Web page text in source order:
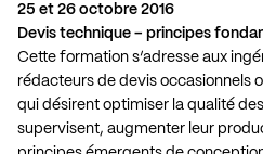
25 et 26 octobre 2016
Devis technique – principes
Cette formation s’adresse aux
rédacteurs de devis occasionnels
qui désirent optimiser la qualité
supervisent, augmenter leur